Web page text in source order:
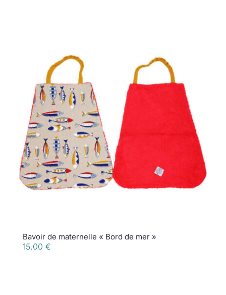
Bavoir de maternelle « Bord de mer »
15,00 €